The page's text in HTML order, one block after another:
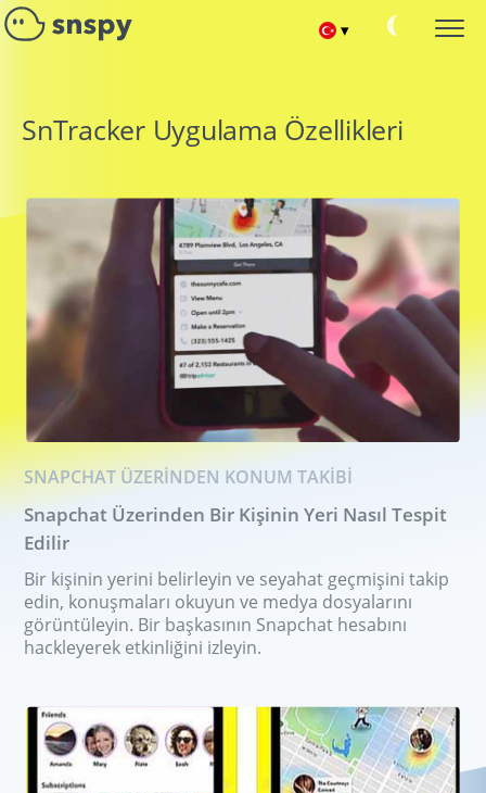
▾
Deutsch
中文
Portuguese (Brazil)
English
Hedef Hesabın İzlenmesi
Sohbet mesajlarını okuma
ARKADAŞLARINIZI VE ABONELERINIZI TAKIP EDIN
Snapchat Kişi Listesini Hackleme
SNAPCHAT HESABINI KURTARMA
Silinen sohbeti kurtarma
SNAPCHAT GEÇERLI KONUM
Kullanıcının nerede olduğunu öğrenin
SNAPCHAT ARAMALARINI HACKLEME
Snapchat Kişi Listesini Hackleme
SNAPCHAT CASUSU ÇEVRIMIÇI
SSS
Ortaklık Programı
Yorumlar
SnTracker Uygulama Özellikleri
SNAPCHAT ÜZERINDEN KONUM TAKIBI
Snapchat Üzerinden Bir Kişinin Yeri Nasıl Tespit
Edilir
Bir kişinin yerini belirleyin ve seyahat geçmişini takip
edin, konuşmaları okuyun ve medya dosyalarını
görüntüleyin. Bir başkasının Snapchat hesabını
hackleyerek etkinliğini izleyin.